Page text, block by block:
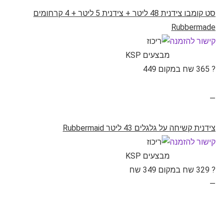
סט קומבו צידנית 48 ליטר + צידנית 5 ליטר + 4 קרחומים
Rubbermade
קישור להזמנה
? 365 שח במקום 449
—
צידנית קשיחה על גלגלים 43 ליטר Rubbermaid
קישור להזמנה
? 329 שח במקום 349 שח
—